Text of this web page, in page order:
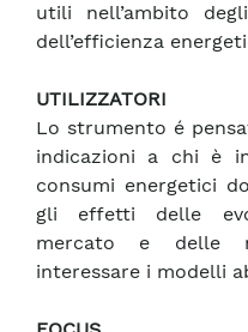
utili nell’ambito
dell’efficienza
UTILIZZATORI
Lo strumento é
indicazioni a chi è
consumi energetici
gli effetti delle
mercato e delle
interessare i modelli